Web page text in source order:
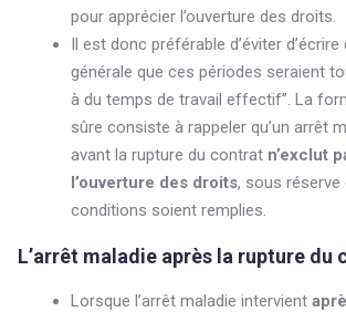
pour apprécier l’ouverture des droits.
Il est donc préférable d’éviter
générale que ces périodes seraient
à du temps de travail effectif”. La
sûre consiste à rappeler qu’un arrêt
avant la rupture du contrat n’exclut
l’ouverture des droits, sous réserve
conditions soient remplies.
L’arrêt maladie après la rupture du
Lorsque l’arrêt maladie intervient